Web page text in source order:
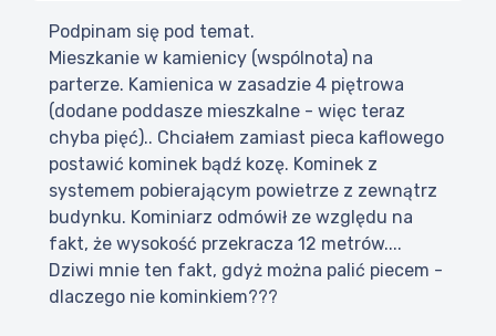
Podpinam się pod temat.
Mieszkanie w kamienicy (wspólnota) na
parterze. Kamienica w zasadzie 4 piętrowa
(dodane poddasze mieszkalne - więc teraz
chyba pięć).. Chciałem zamiast pieca kaflowego
postawić kominek bądź kozę. Kominek z
systemem pobierającym powietrze z zewnątrz
budynku. Kominiarz odmówił ze względu na
fakt, że wysokość przekracza 12 metrów....
Dziwi mnie ten fakt, gdyż można palić piecem -
dlaczego nie kominkiem???